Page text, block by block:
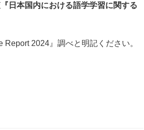
日本国内における語学学習に関する
2024』調べと明記ください。